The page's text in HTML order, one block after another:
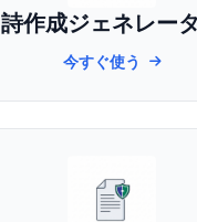
詩作成ジェネレー
今すぐ使う